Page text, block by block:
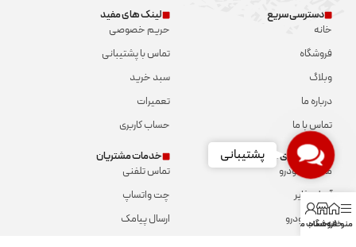
دسترسی سریع
خانه
فروشگاه
وبلاگ
درباره ما
تماس با ما
لینک های مفید
حریم خصوصی
تماس با پشتیبانی
سبد خرید
تعمیرات
حساب کاربری
دسته بندی ها
مانیتور خودرو
آمپلی فایر
آپشن خودرو
خدمات مشتریان
تماس تلفنی
چت واتساپ
ارسال پیامک
منوخانه
فروشگاه
حساب من
Contact
Us
پشتیبانی